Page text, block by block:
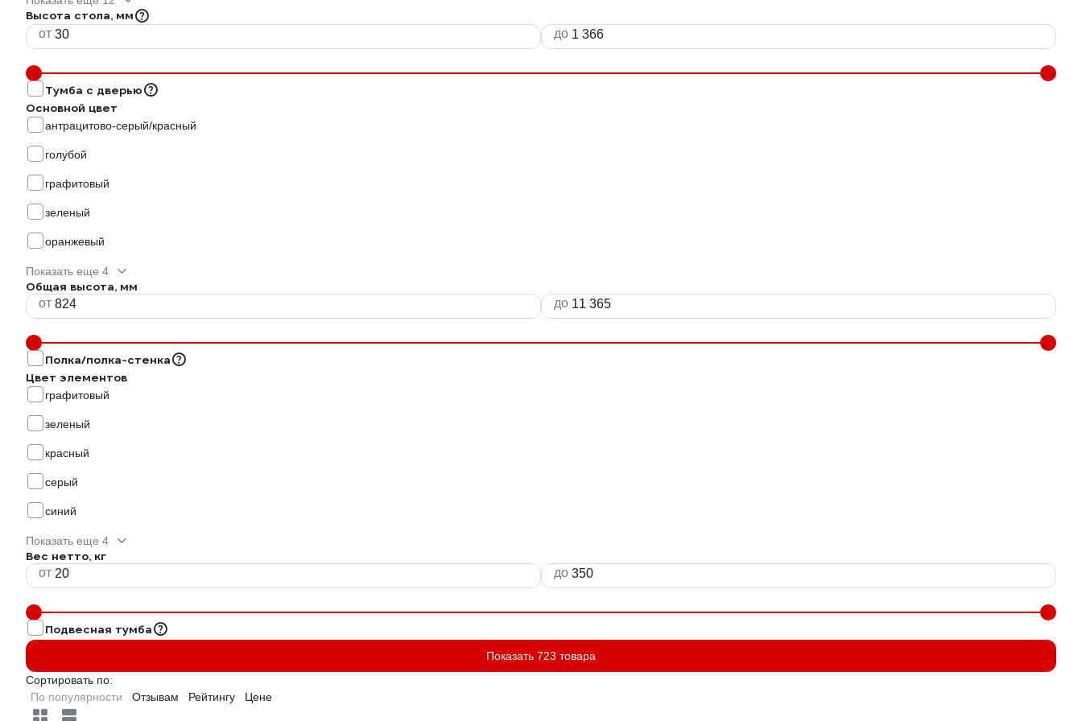
Высота стола, мм
от до
Тумба с дверью
Основной цвет
антрацитово-серый/красный
голубой
графитовый
зеленый
оранжевый
Показать еще 4
Общая высота, мм
от до
Полка/полка-стенка
Цвет элементов
графитовый
зеленый
красный
серый
синий
Показать еще 4
Вес нетто, кг
от до
Подвесная тумба
Показать 723 товара
Сортировать по:
По популярности
Отзывам Рейтингу Цене